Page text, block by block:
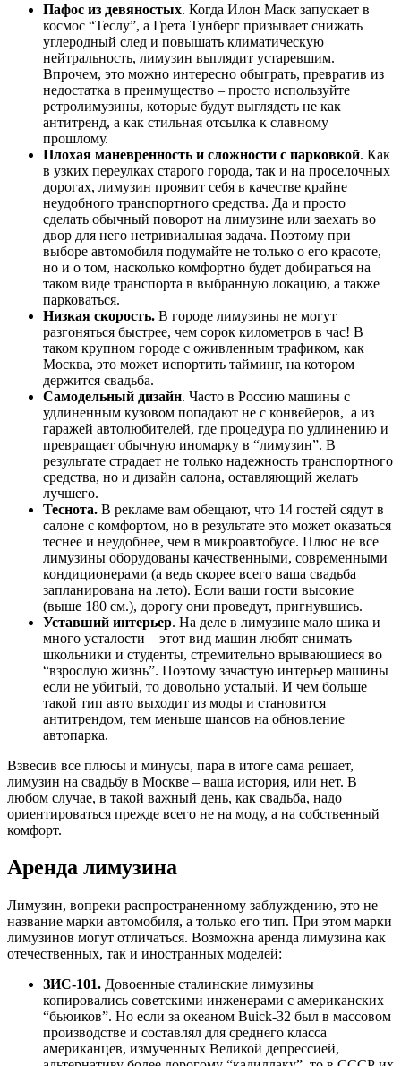
Пафос из девяностых. Когда Илон Маск запускает в
космос “Теслу”, а Грета Тунберг призывает снижать
углеродный след и повышать климатическую
нейтральность, лимузин выглядит устаревшим.
Впрочем, это можно интересно обыграть, превратив из
недостатка в преимущество – просто используйте
ретролимузины, которые будут выглядеть не как
антитренд, а как стильная отсылка к славному
прошлому.
Плохая маневренность и сложности с парковкой. Как
в узких переулках старого города, так и на проселочных
дорогах, лимузин проявит себя в качестве крайне
неудобного транспортного средства. Да и просто
сделать обычный поворот на лимузине или заехать во
двор для него нетривиальная задача. Поэтому при
выборе автомобиля подумайте не только о его красоте,
но и о том, насколько комфортно будет добираться на
таком виде транспорта в выбранную локацию, а также
парковаться.
Низкая скорость. В городе лимузины не могут
разгоняться быстрее, чем сорок километров в час! В
таком крупном городе с оживленным трафиком, как
Москва, это может испортить тайминг, на котором
держится свадьба.
Самодельный дизайн. Часто в Россию машины с
удлиненным кузовом попадают не с конвейеров, а из
гаражей автолюбителей, где процедура по удлинению и
превращает обычную иномарку в “лимузин”. В
результате страдает не только надежность транспортного
средства, но и дизайн салона, оставляющий желать
лучшего.
Теснота. В рекламе вам обещают, что 14 гостей сядут в
салоне с комфортом, но в результате это может оказаться
теснее и неудобнее, чем в микроавтобусе. Плюс не все
лимузины оборудованы качественными, современными
кондиционерами (а ведь скорее всего ваша свадьба
запланирована на лето). Если ваши гости высокие
(выше 180 см.), дорогу они проведут, пригнувшись.
Уставший интерьер. На деле в лимузине мало шика и
много усталости – этот вид машин любят снимать
школьники и студенты, стремительно врывающиеся во
“взрослую жизнь”. Поэтому зачастую интерьер машины
если не убитый, то довольно усталый. И чем больше
такой тип авто выходит из моды и становится
антитрендом, тем меньше шансов на обновление
автопарка.
Взвесив все плюсы и минусы, пара в итоге сама решает,
лимузин на свадьбу в Москве – ваша история, или нет. В
любом случае, в такой важный день, как свадьба, надо
ориентироваться прежде всего не на моду, а на собственный
комфорт.
Аренда лимузина
Лимузин, вопреки распространенному заблуждению, это не
название марки автомобиля, а только его тип. При этом марки
лимузинов могут отличаться. Возможна аренда лимузина как
отечественных, так и иностранных моделей:
ЗИС-101. Довоенные сталинские лимузины
копировались советскими инженерами с американских
“бьюиков”. Но если за океаном Buick-32 был в массовом
производстве и составлял для среднего класса
американцев, измученных Великой депрессией,